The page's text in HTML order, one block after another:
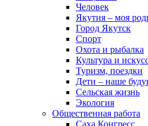
Человек
Якутия – моя
Город Якутск
Спорт
Охота и рыбалка
Культура и
Туризм, поездки
Дети – наше
Сельская жизнь
Экология
Общественная работа
Саха Конгресс